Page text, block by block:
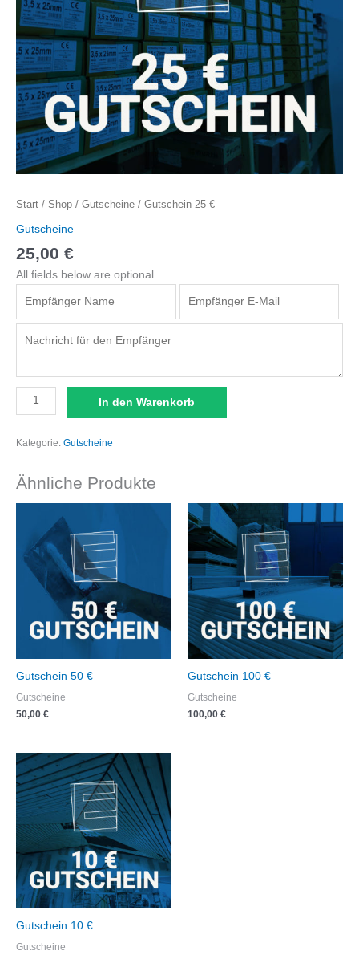
Start / Shop / Gutscheine / Gutschein 25 €
Gutscheine
25,00 €
All fields below are optional
In den Warenkorb
Kategorie: Gutscheine
Ähnliche Produkte
Gutschein 50 €
Gutscheine
50,00 €
Gutschein 100 €
Gutscheine
100,00 €
Gutschein 10 €
Gutscheine